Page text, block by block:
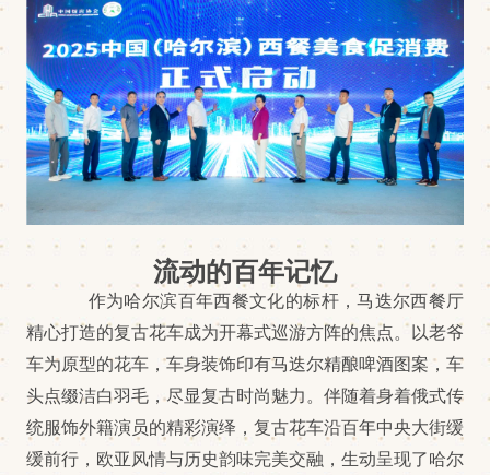
流动的百年记忆
作为哈尔滨百年西餐文化的标杆，马迭尔西餐厅
精心打造的复古花车成为开幕式巡游方阵的焦点。以老爷
车为原型的花车，车身装饰印有马迭尔精酿啤酒图案，车
头点缀洁白羽毛，尽显复古时尚魅力。伴随着身着俄式传
统服饰外籍演员的精彩演绎，复古花车沿百年中央大街缓
缓前行，欧亚风情与历史韵味完美交融，生动呈现了哈尔